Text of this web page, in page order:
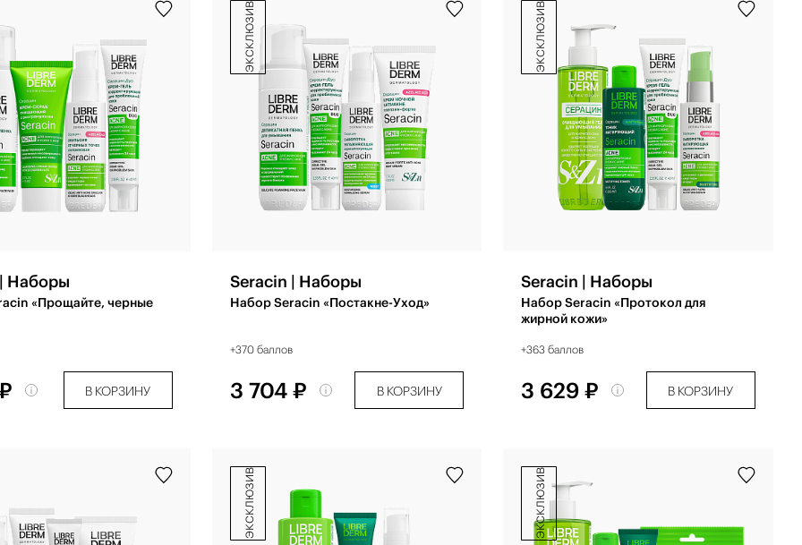
Наборы
«Прощайте, черные
В КОРЗИНУ
Seracin | Наборы
Набор Seracin «Постакне-Уход»
+370 баллов
3 704 ₽ В КОРЗИНУ
эксклюзив
Seracin | Наборы
Набор Seracin «Протокол для
жирной кожи»
+363 баллов
3 629 ₽ В КОРЗИНУ
эксклюзив
эксклюзив эксклюзив